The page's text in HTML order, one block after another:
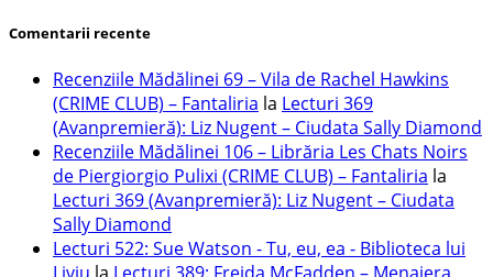
Comentarii recente
Recenziile Mădălinei 69 – Vila de Rachel Hawkins
(CRIME CLUB) – Fantaliria la Lecturi 369
(Avanpremieră): Liz Nugent – Ciudata Sally Diamond
Recenziile Mădălinei 106 – Librăria Les Chats Noirs
de Piergiorgio Pulixi (CRIME CLUB) – Fantaliria la
Lecturi 369 (Avanpremieră): Liz Nugent – Ciudata
Sally Diamond
Lecturi 522: Sue Watson - Tu, eu, ea - Biblioteca lui